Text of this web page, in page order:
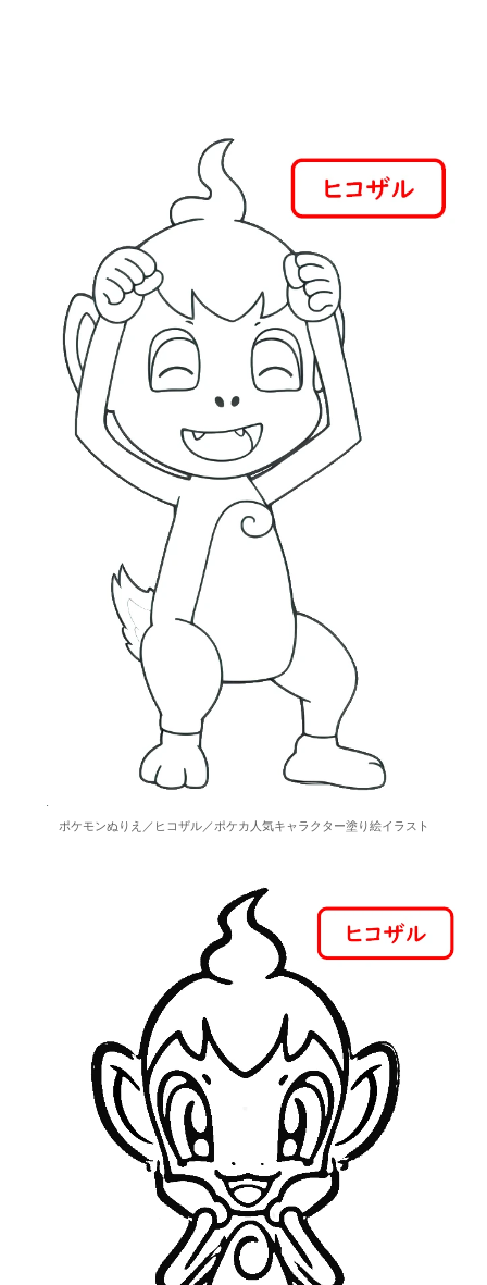
ポケモンぬりえ／ヒコザル／ポケカ人気キャラクター塗り絵イラスト